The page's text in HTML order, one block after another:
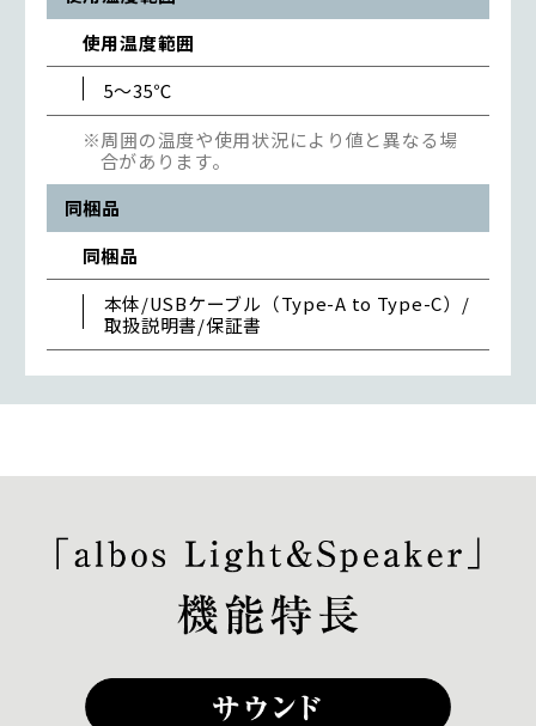
使用温度範囲
5～35℃
※周囲の温度や使用状況により値と異なる場
合があります。
同梱品
同梱品
本体/USBケーブル（Type-A to Type-C）/
取扱説明書/保証書